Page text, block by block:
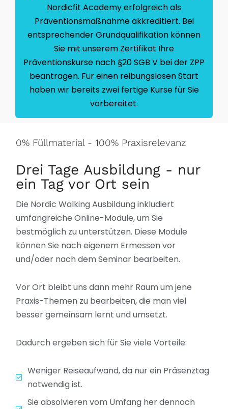
Nordicfit Academy erfolgreich als
Präventionsmaßnahme akkreditiert. Bei
entsprechender Grundqualifikation können
Sie mit unserem Zertifikat Ihre
Präventionskurse nach §20 SGB V bei der ZPP
beantragen. Für einen reibungslosen Start
haben wir bereits zwei fertige Kurse für Sie
vorbereitet.
0% Füllmaterial - 100% Praxisrelevanz
Drei Tage Ausbildung - nur
ein Tag vor Ort sein
Die Nordic Walking Ausbildung inkludiert
umfangreiche Online-Module, um Sie
bestmöglich zu unterstützen. Diese Module
können Sie nach eigenem Ermessen vor
und/oder nach dem Seminar bearbeiten.
Vor Ort bleibt uns dann mehr Raum um jene
Praxis-Themen zu bearbeiten, die man viel
besser gemeinsam lernt und umsetzt.
Dadurch ergeben sich für Sie viele Vorteile:
Weniger Reiseaufwand, da nur ein Präsenztag
notwendig ist.
Sie absolvieren vom Umfang her dennoch